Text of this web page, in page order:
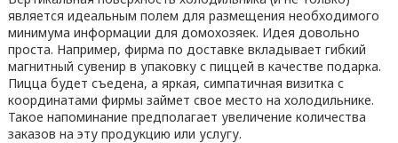
является идеальным полем для размещения необходимого
минимума информации для домохозяек. Идея довольно
проста. Например, фирма по доставке вкладывает гибкий
магнитный сувенир в упаковку с пиццей в качестве подарка.
Пицца будет съедена, а яркая, симпатичная визитка с
координатами фирмы займет свое место на холодильнике.
Такое напоминание предполагает увеличение количества
заказов на эту продукцию или услугу.